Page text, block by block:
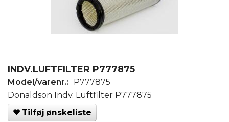
INDV.LUFTFILTER P777875
Model/varenr.: P777875
Donaldson Indv. Luftfilter P777875
Tilføj ønskeliste